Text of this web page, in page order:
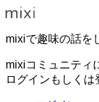
mixiで趣味の話を
mixiコミュニティ
ログインもしく